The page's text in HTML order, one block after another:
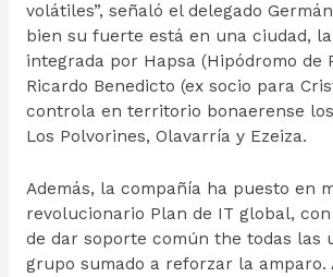
volátiles”, señaló el delegado
bien su fuerte está en una ciudad, la
integrada por Hapsa (Hipódromo de
Ricardo Benedicto (ex socio para
controla en territorio bonaerense
Los Polvorines, Olavarría y Ezeiza.
Además, la compañía ha puesto en
revolucionario Plan de IT global,
de dar soporte común the todas las
grupo sumado a reforzar la amparo.